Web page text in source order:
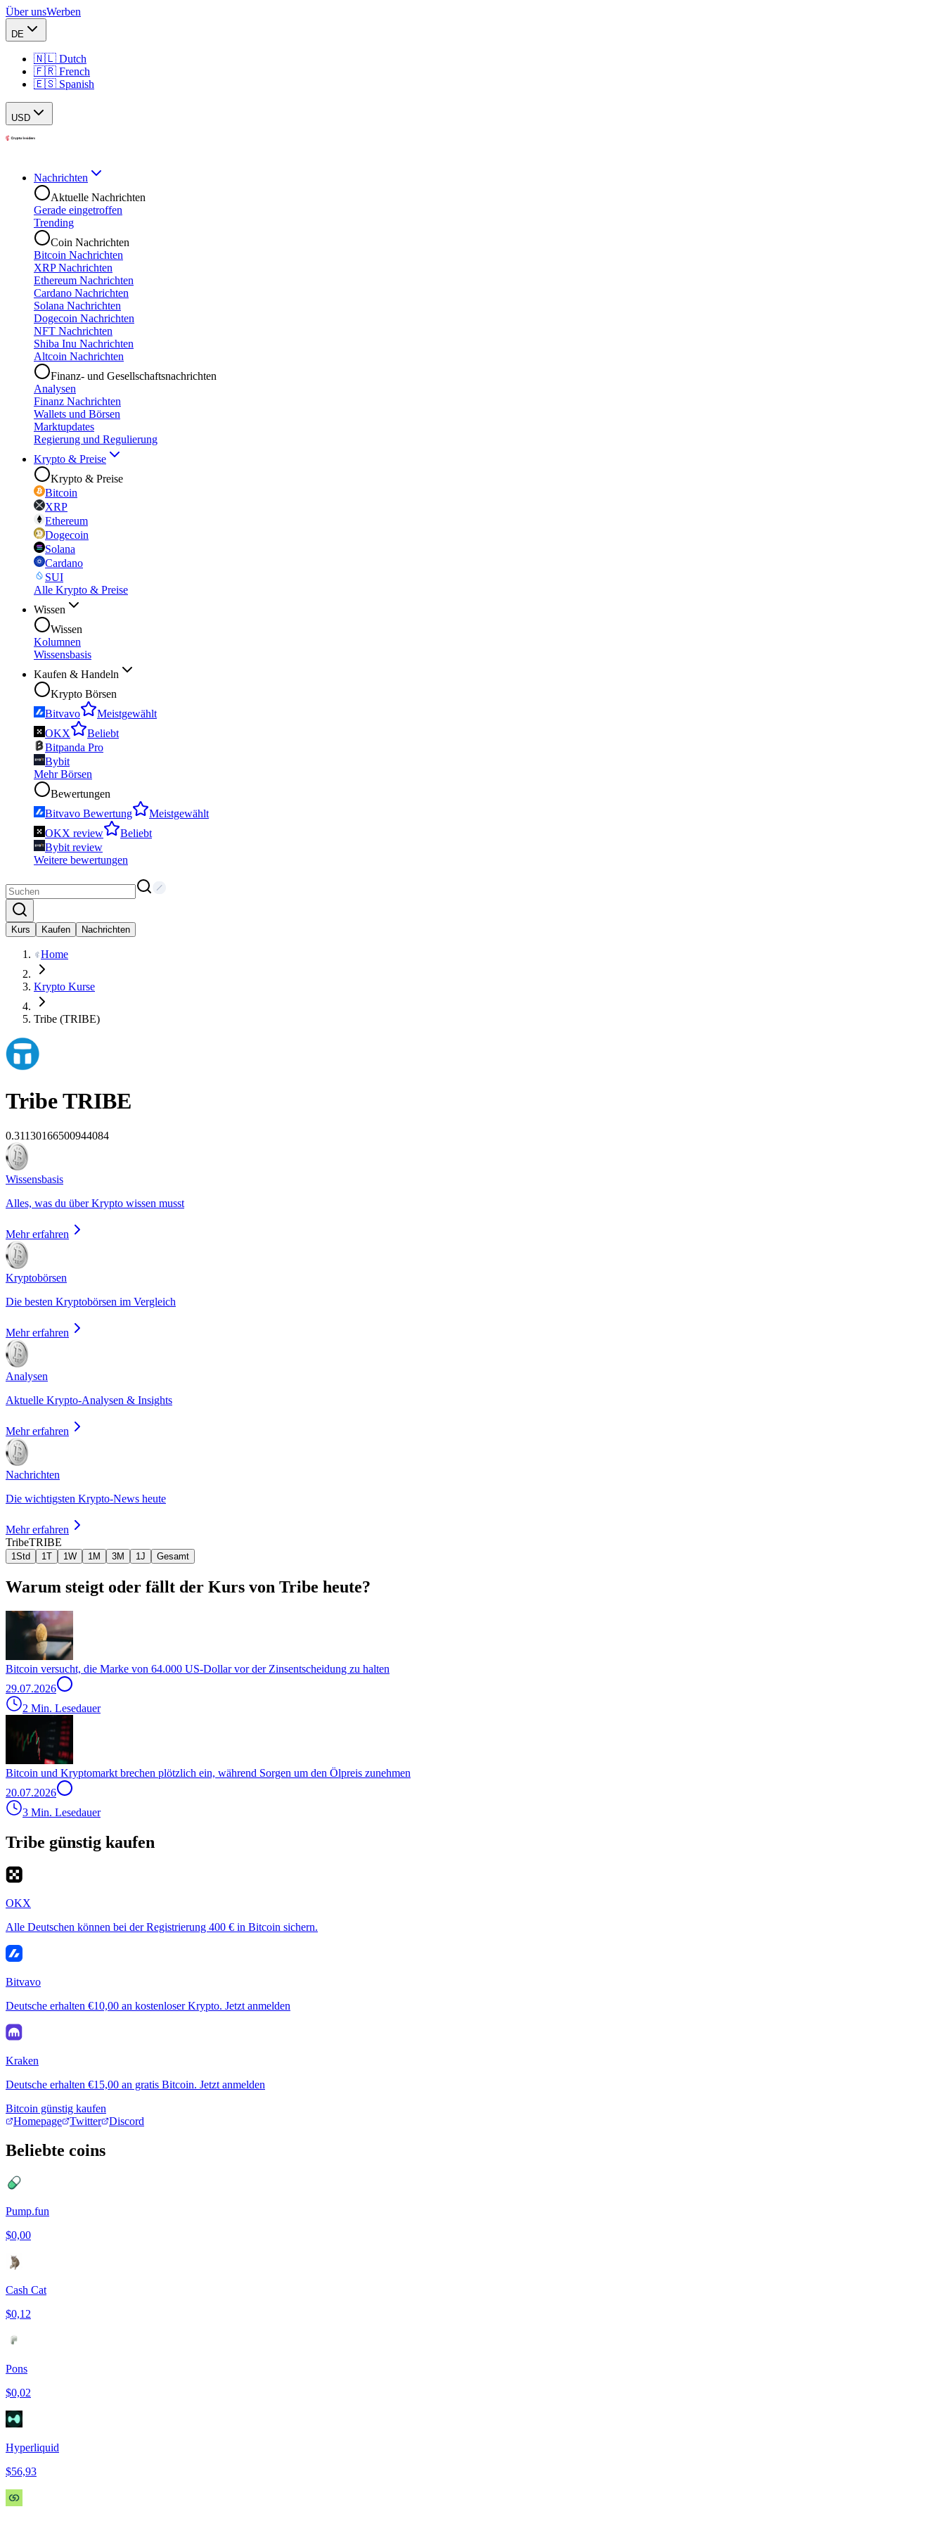
Über unsWerben
DE
🇳🇱 Dutch
🇫🇷 French
🇪🇸 Spanish
USD
Nachrichten
Aktuelle Nachrichten
Gerade eingetroffen
Trending
Coin Nachrichten
Bitcoin Nachrichten
XRP Nachrichten
Ethereum Nachrichten
Cardano Nachrichten
Solana Nachrichten
Dogecoin Nachrichten
NFT Nachrichten
Shiba Inu Nachrichten
Altcoin Nachrichten
Finanz- und Gesellschaftsnachrichten
Analysen
Finanz Nachrichten
Wallets und Börsen
Marktupdates
Regierung und Regulierung
Krypto & Preise
Krypto & Preise
Bitcoin
XRP
Ethereum
Dogecoin
Solana
Cardano
SUI
Alle Krypto & Preise
Wissen
Wissen
Kolumnen
Wissensbasis
Kaufen & Handeln
Krypto Börsen
Bitvavo
Meistgewählt
OKX
Beliebt
Bitpanda Pro
Bybit
Mehr Börsen
Bewertungen
Bitvavo Bewertung
Meistgewählt
OKX review
Beliebt
Bybit review
Weitere bewertungen
Kurs Kaufen Nachrichten
Home
Krypto Kurse
Tribe (TRIBE)
TribeTRIBE
0.31130166500944084
Wissensbasis
Alles, was du über Krypto wissen musst
Mehr erfahren
Kryptobörsen
Die besten Kryptobörsen im Vergleich
Mehr erfahren
Analysen
Aktuelle Krypto-Analysen & Insights
Mehr erfahren
Nachrichten
Die wichtigsten Krypto-News heute
Mehr erfahren
TribeTRIBE
1Std 1T 1W 1M 3M 1J Gesamt
Warum steigt oder fällt der Kurs von Tribe heute?
Bitcoin versucht, die Marke von 64.000 US-Dollar vor der Zinsentscheidung zu halten
29.07.2026
2 Min. Lesedauer
Bitcoin und Kryptomarkt brechen plötzlich ein, während Sorgen um den Ölpreis zunehmen
20.07.2026
3 Min. Lesedauer
Tribe günstig kaufen
OKX
Alle Deutschen können bei der Registrierung 400 € in Bitcoin sichern.
Bitvavo
Deutsche erhalten €10,00 an kostenloser Krypto. Jetzt anmelden
Kraken
Deutsche erhalten €15,00 an gratis Bitcoin. Jetzt anmelden
Bitcoin günstig kaufen
Homepage
Twitter Discord
Beliebte coins
Pump.fun
$0,00
Cash Cat
$0,12
Pons
$0,02
Hyperliquid
$56,93